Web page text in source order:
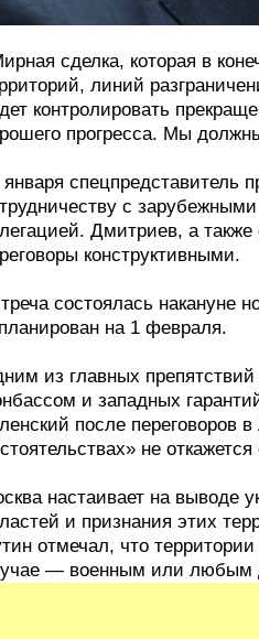
сделка, которая в
линий
контролировать
прогресса. Мы
января спецпредставитель
с
Дмитриев, а
конструктивными.
состоялась накануне
на 1 февраля.
из главных
и западных
после переговоров
не
настаивает на выводе
и признания этих
отмечал, что
— военным или любым